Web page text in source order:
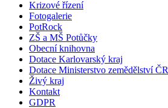
Krizové řízení
Fotogalerie
PotRock
ZŠ a MŠ Potůčky
Obecní knihovna
Dotace Karlovarský kraj
Dotace Ministerstvo zemědělství ČR
Živý kraj
Kontakt
GDPR